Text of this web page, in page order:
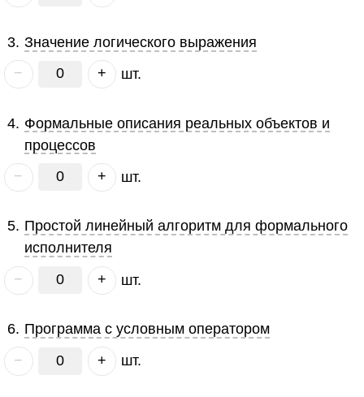
− + шт.
3. Значение логического выражения
− + шт.
4. Формальные описания реальных объектов и
процессов
− + шт.
5. Простой линейный алгоритм для формального
исполнителя
− + шт.
6. Программа с условным оператором